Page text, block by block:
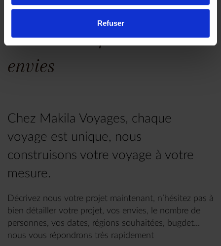
Refuser
Faites nous part de vos
envies
Chez Makila Voyages, chaque
voyage est unique, nous
construisons votre voyage à votre
mesure.
Décrivez nous votre projet maintenant, n’hésitez pas à
bien détailler votre projet, vos envies, le nombre de
personnes, vos dates, régions souhaitées, bugdet...
nous vous répondrons très rapidement